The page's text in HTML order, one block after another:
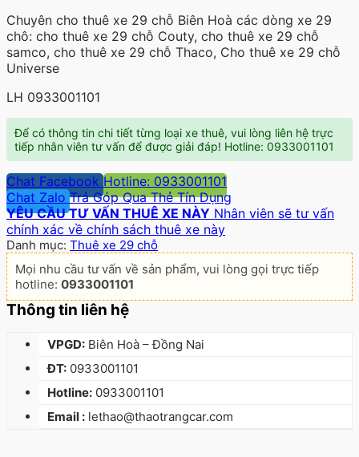
Chuyên cho thuê xe 29 chỗ Biên Hoà các dòng xe 29
chô: cho thuê xe 29 chỗ Couty, cho thuê xe 29 chỗ
samco, cho thuê xe 29 chỗ Thaco, Cho thuê xe 29 chỗ
Universe
LH 0933001101
Để có thông tin chi tiết từng loại xe thuê, vui lòng liên hệ trực
tiếp nhân viên tư vấn để được giải đáp! Hotline: 0933001101
Chat Facebook Hotline: 0933001101
Chat Zalo Trả Góp Qua Thẻ Tín Dụng
YÊU CẦU TƯ VẤN THUÊ XE NÀY Nhân viên sẽ tư vấn
chính xác về chính sách thuê xe này
Danh mục: Thuê xe 29 chỗ
Mọi nhu cầu tư vấn về sản phẩm, vui lòng gọi trực tiếp
hotline: 0933001101
Thông tin liên hệ
VPGD: Biên Hoà – Đồng Nai
ĐT: 0933001101
Hotline: 0933001101
Email : lethao@thaotrangcar.com